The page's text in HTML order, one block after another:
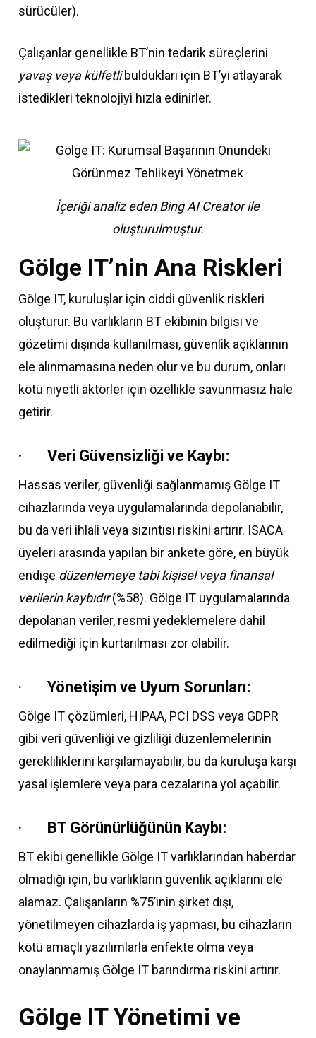
sürücüler).
Çalışanlar genellikle BT’nin tedarik süreçlerini
yavaş veya külfetlibuldukları için BT’yi atlayarak
istedikleri teknolojiyi hızla edinirler.
İçeriği analiz eden Bing AI Creator ile
oluşturulmuştur.
Gölge IT’nin Ana Riskleri
Gölge IT, kuruluşlar için ciddi güvenlik riskleri
oluşturur. Bu varlıkların BT ekibinin bilgisi ve
gözetimi dışında kullanılması, güvenlik açıklarının
ele alınmamasına neden olur ve bu durum, onları
kötü niyetli aktörler için özellikle savunmasız hale
getirir.
· Veri Güvensizliği ve Kaybı:
Hassas veriler, güvenliği sağlanmamış Gölge IT
cihazlarında veya uygulamalarında depolanabilir,
bu da veri ihlali veya sızıntısı riskini artırır. ISACA
üyeleri arasında yapılan bir ankete göre, en büyük
endişe düzenlemeye tabi kişisel veya finansal
verilerin kaybıdır(%58). Gölge IT uygulamalarında
depolanan veriler, resmi yedeklemelere dahil
edilmediği için kurtarılması zor olabilir.
· Yönetişim ve Uyum Sorunları:
Gölge IT çözümleri, HIPAA, PCI DSS veya GDPR
gibi veri güvenliği ve gizliliği düzenlemelerinin
gerekliliklerini karşılamayabilir, bu da kuruluşa karşı
yasal işlemlere veya para cezalarına yol açabilir.
· BT Görünürlüğünün Kaybı:
BT ekibi genellikle Gölge IT varlıklarından haberdar
olmadığı için, bu varlıkların güvenlik açıklarını ele
alamaz. Çalışanların %75’inin şirket dışı,
yönetilmeyen cihazlarda iş yapması, bu cihazların
kötü amaçlı yazılımlarla enfekte olma veya
onaylanmamış Gölge IT barındırma riskini artırır.
Gölge IT Yönetimi ve